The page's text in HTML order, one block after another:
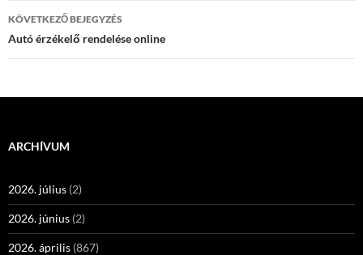
KÖVETKEZŐ BEJEGYZÉS
Autó érzékelő rendelése online
ARCHÍVUM
2026. július (2)
2026. június (2)
2026. április (867)